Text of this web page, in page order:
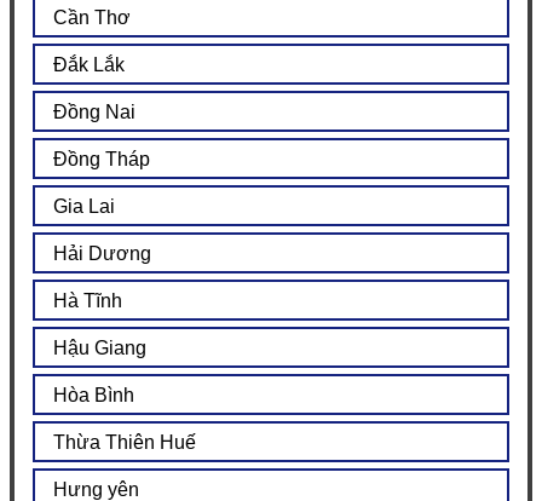
Cần Thơ
Đắk Lắk
Đồng Nai
Đồng Tháp
Gia Lai
Hải Dương
Hà Tĩnh
Hậu Giang
Hòa Bình
Thừa Thiên Huế
Hưng yên